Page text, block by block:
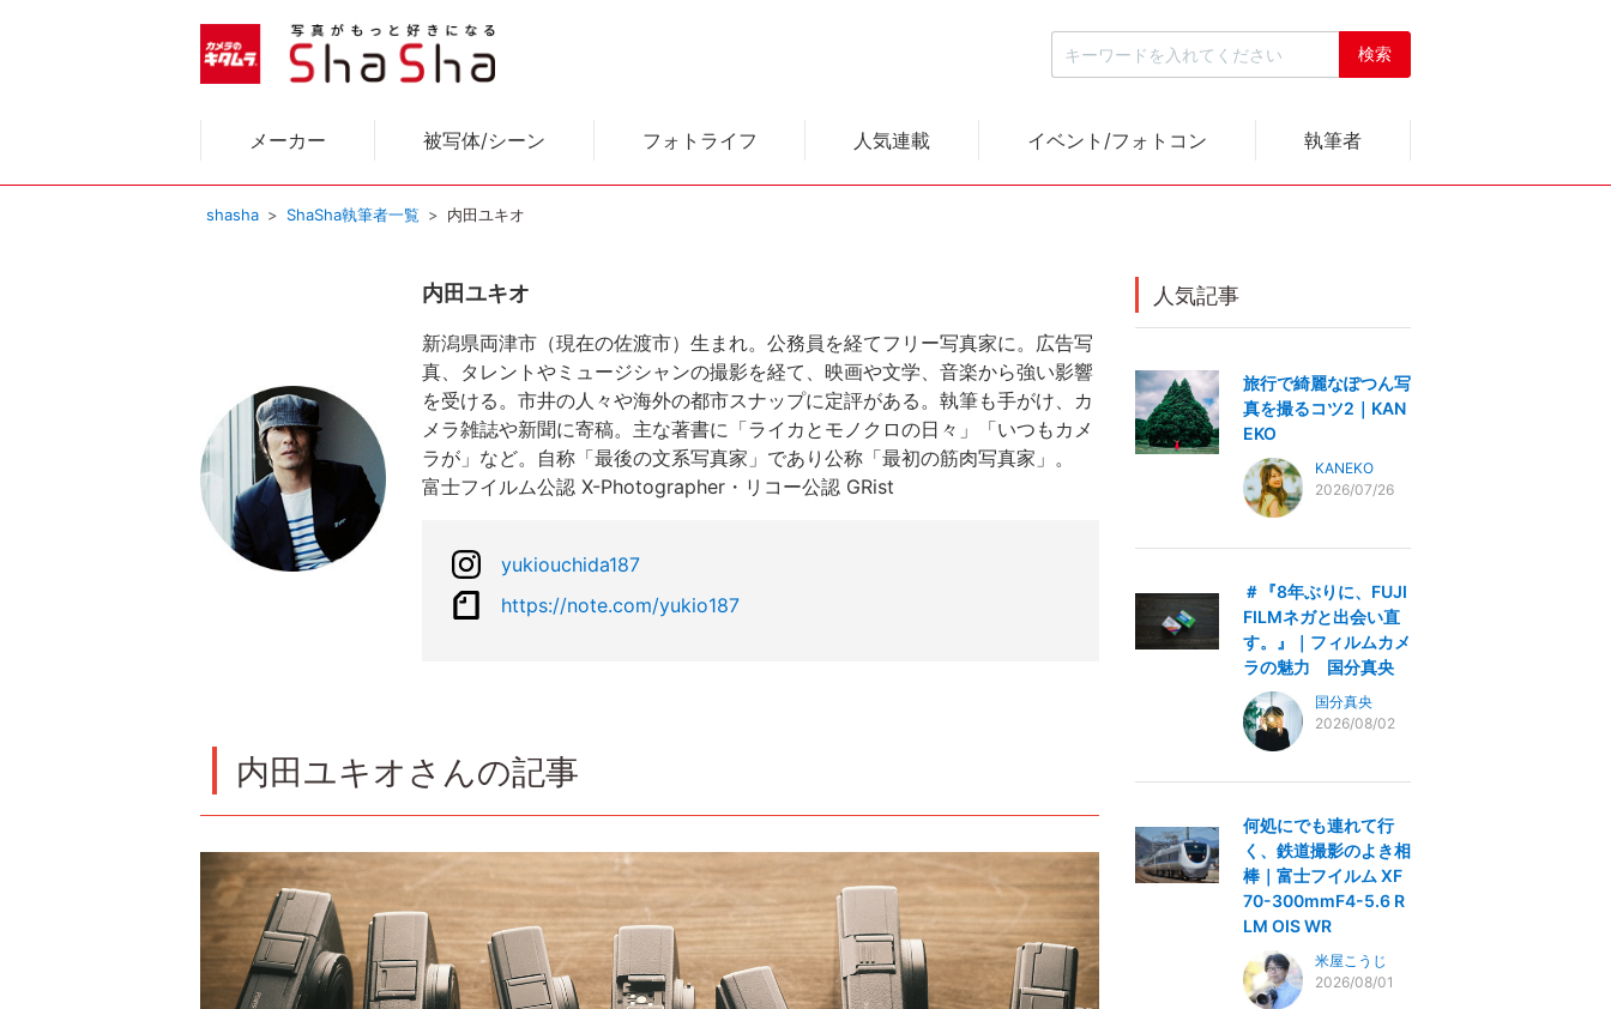
メーカー 被写体/シーン フォトライフ 人気連載 イベント/フォトコン 執筆者
shasha ShaSha執筆者一覧 内田ユキオ
内田ユキオ
新潟県両津市（現在の佐渡市）生まれ。公務員を経てフリー写真家に。広告写
真、タレントやミュージシャンの撮影を経て、映画や文学、音楽から強い影響
を受ける。市井の人々や海外の都市スナップに定評がある。執筆も手がけ、カ
メラ雑誌や新聞に寄稿。主な著書に「ライカとモノクロの日々」「いつもカメ
ラが」など。自称「最後の文系写真家」であり公称「最初の筋肉写真家」。
富士フイルム公認 X-Photographer・リコー公認 GRist
yukiouchida187
https://note.com/yukio187
内田ユキオさんの記事
人気記事
旅行で綺麗なぽつん写
真を撮るコツ2｜KAN
EKO
KANEKO
2026/07/26
＃『8年ぶりに、FUJI
FILMネガと出会い直
す。』｜フィルムカメ
ラの魅力 国分真央
国分真央
2026/08/02
何処にでも連れて行
く、鉄道撮影のよき相
棒｜富士フイルム XF
70-300mmF4-5.6 R
LM OIS WR
米屋こうじ
2026/08/01